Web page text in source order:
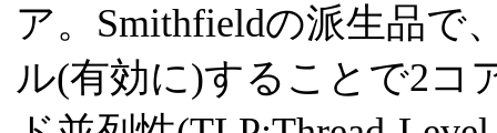
ア。Smithfieldの派生品で
ル(有効に)することで2コ